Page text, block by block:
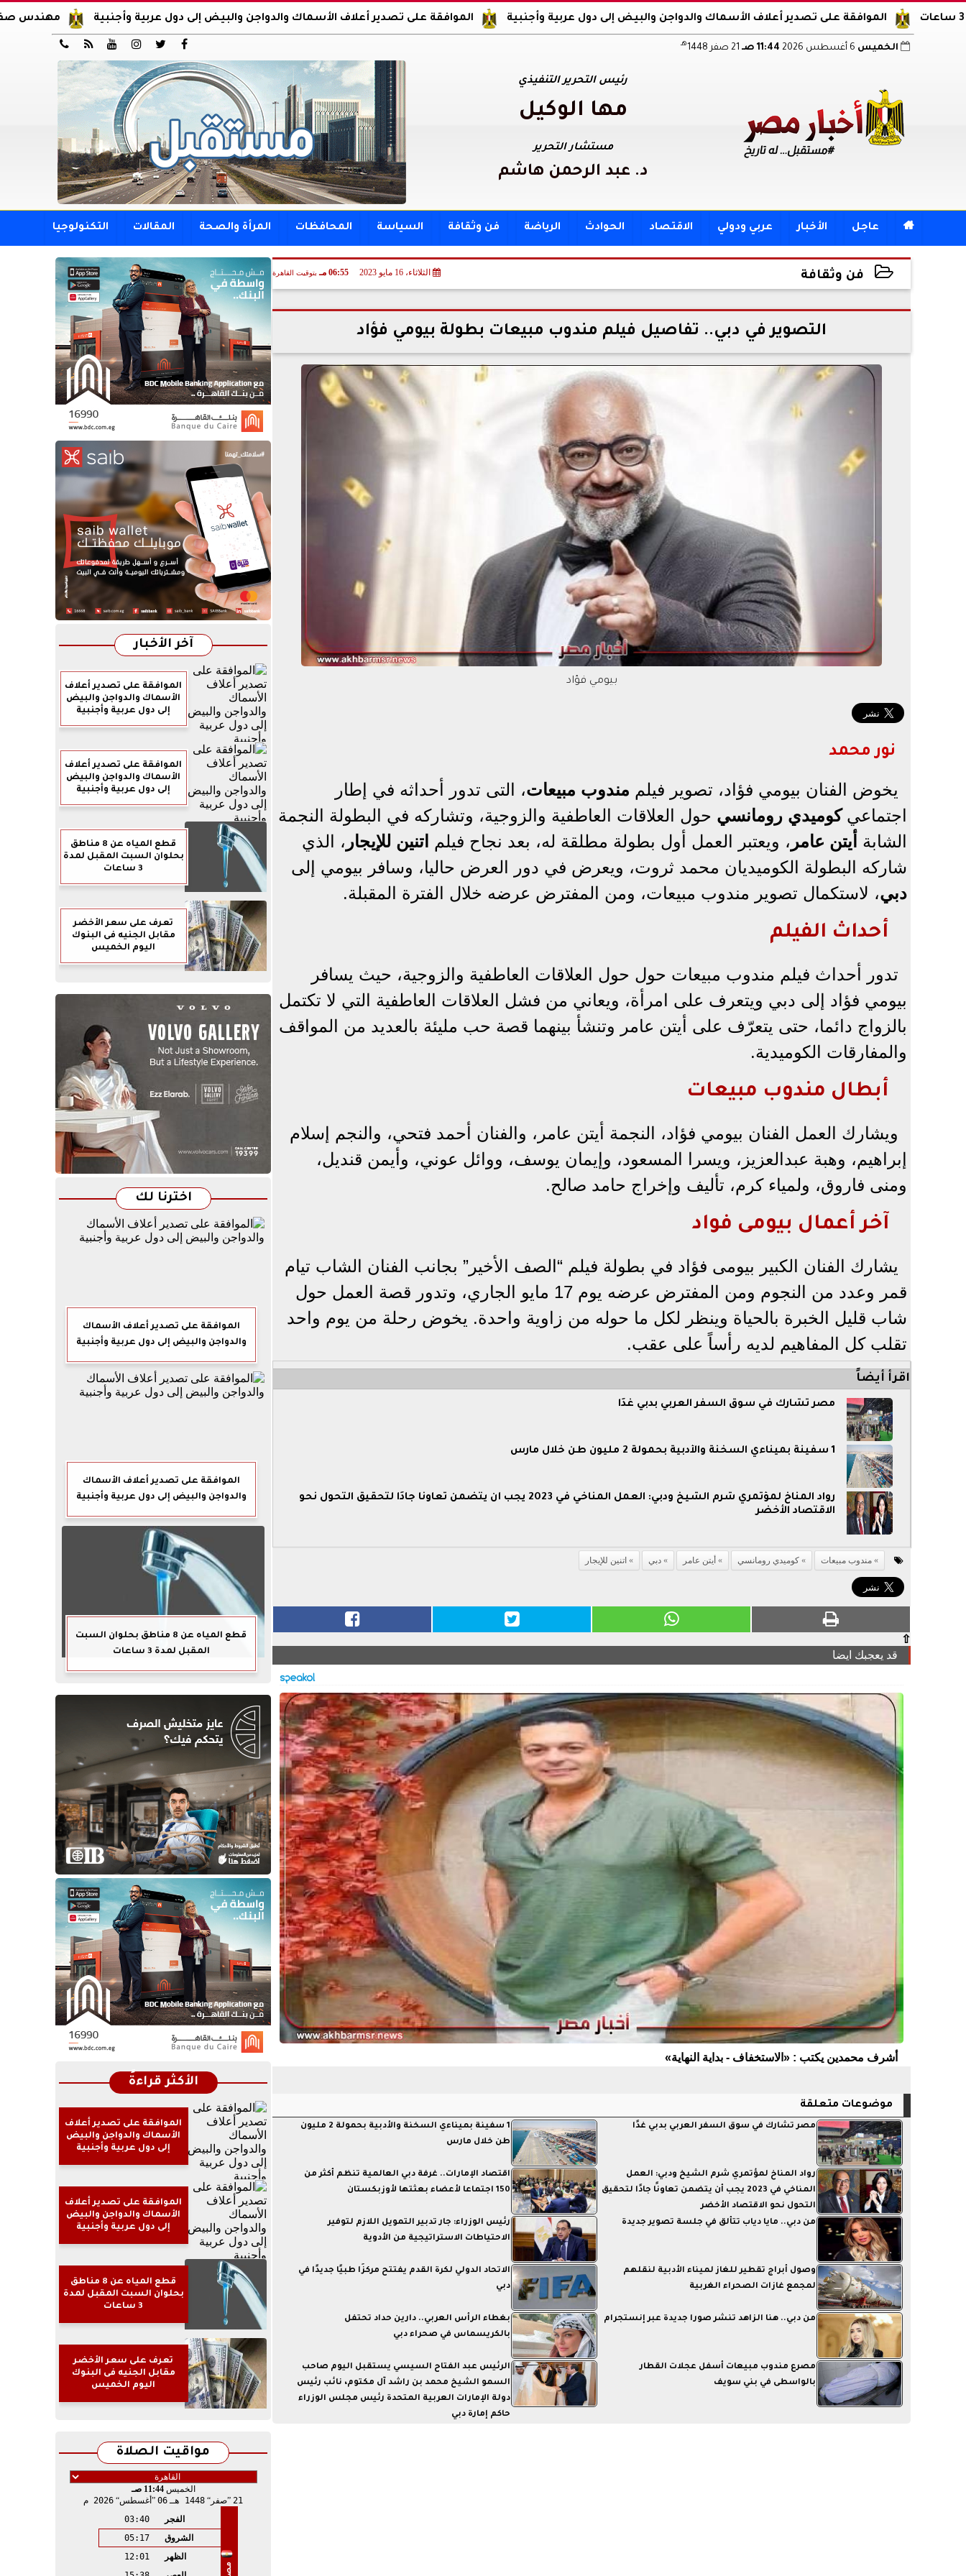
مهندس صفقة محمد الموافقة على تصدير أعلاف الأسماك والدواجن والبيض إلى دول عربية وأجنبية الموافقة على تصدير أعلاف الأسماك والدواجن والبيض إلى دول عربية وأجنبية





 الخميس 11:44 صـ هـ
رئيس التحرير التنفيذي
مها الوكيل
مستشار التحرير
د. عبد الرحمن هاشم
 عاجل الأخبار عربي ودولي الاقتصاد الحوادث الرياضة فن وثقافة السياسة المحافظات المرأة والصحة المقالات التكنولوجيا
فن وثقافة الثلاثاء، 16 مايو 2023 06:55 مـ بتوقيت القاهرة
2023-05-16 18:55:51
التصوير في دبي.. تفاصيل فيلم مندوب مبيعات بطولة بيومي فؤاد
بيومي فؤاد
نور محمد
يخوض الفنان بيومي فؤاد، تصوير فيلم مندوب مبيعات، التى تدور أحداثه في إطار
اجتماعيكوميدي رومانسي حول العلاقات العاطفية والزوجية، وتشاركه في البطولة النجمة
الشابة أيتن عامر ، ويعتبر العمل أول بطولة مطلقة له، بعد نجاح فيلم اتنين للإيجار ، الذي
شاركه البطولة الكوميديان محمد ثروت، ويعرض في دور العرض حاليا، وسافر بيومي إلى
دبي، لاستكمال تصوير مندوب مبيعات، ومن المفترض عرضه خلال الفترة المقبلة.
أحداث الفيلم
تدور أحداث فيلم مندوب مبيعات حول حول العلاقات العاطفية والزوجية، حيث يسافر
بيومي فؤاد إلى دبي ويتعرف على امرأة، ويعاني من فشل العلاقات العاطفية التي لا تكتمل
بالزواج دائما، حتى يتعرّف على أيتن عامر وتنشأ بينهما قصة حب مليئة بالعديد من المواقف
والمفارقات الكوميدية.
أبطال مندوب مبيعات
ويشارك العمل الفنان بيومي فؤاد، النجمة أيتن عامر، والفنان أحمد فتحي، والنجم إسلام
إبراهيم، وهبة عبدالعزيز، ويسرا المسعود، وإيمان يوسف، ووائل عوني، وأيمن قنديل،
ومنى فاروق، ولمياء كرم، تأليف وإخراج حامد صالح.
آخر أعمال بيومى فواد
يشارك الفنان الكبير بيومى فؤاد في بطولة فيلم “الصف الأخير” بجانب الفنان الشاب تيام
قمر وعدد من النجوم ومن المفترض عرضه يوم 17 مايو الجاري، وتدور
قصة العمل حول
شاب قليل الخبرة بالحياة وينظر لكل ما حوله من زاوية واحدة. يخوض رحلة من يوم واحد
تقلب كل المفاهيم لديه رأساً على عقب.
اقرأ أيضاً
مصر تشارك في سوق السفر العربي بدبي غدًا
1 سفينة بميناءي السخنة والأدبية بحمولة 2 مليون طن خلال مارس
رواد المناخ لمؤتمري شرم الشيخ ودبي: العمل المناخي في 2023 يجب أن يتضمن تعاونًا جادًا لتحقيق التحول نحو
الاقتصاد الأخضر
مندوب مبيعات كوميدي رومانسي أيتن عامر دبي اتنين للإيجار
⇧
قد يعجبك ايضا
أشرف محمدين يكتب : «الاستخفاف - بداية النهاية»
موضوعات متعلقة
مصر تشارك في سوق السفر العربي بدبي غدًا
1 سفينة بميناءي السخنة والأدبية بحمولة 2 مليون
طن خلال مارس
رواد المناخ لمؤتمري شرم الشيخ ودبي: العمل
المناخي في 2023 يجب أن يتضمن تعاونًا جادًا لتحقيق
التحول نحو الاقتصاد الأخضر
اقتصاد الإمارات.. غرفة دبي العالمية تنظم أكثر من
150 اجتماعا لأعضاء بعثتها لأوزبكستان
من دبي.. مايا دياب تتألق في جلسة تصوير جديدة
رئيس الوزراء: جار تدبير التمويل اللازم لتوفير
الاحتياطات الاستراتيجية من الأدوية
وصول أبراج تقطير للغاز لميناء الأدبية لنقلهم
لمجمع غازات الصحراء الغربية
الاتحاد الدولي لكرة القدم يفتتح مركزًا طبيًا جديدًا في
دبي
من دبي.. هنا الزاهد تنشر صورا جديدة عبر إنستجرام
بغطاء الرأس العربي.. دارين حداد تحتفل
بالكريسماس في صحراء دبي
مصرع مندوب مبيعات أسفل عجلات القطار
بالواسطى في بني سويف
الرئيس عبد الفتاح السيسي يستقبل اليوم صاحب
السمو الشيخ محمد بن راشد آل مكتوم، نائب رئيس
دولة الإمارات العربية المتحدة رئيس مجلس الوزراء
حاكم إمارة دبي
آخر الأخبار
الموافقة على تصدير أعلاف
الأسماك والدواجن والبيض
إلى دول عربية وأجنبية
الموافقة على تصدير أعلاف
الأسماك والدواجن والبيض
إلى دول عربية وأجنبية
قطع المياه عن 8 مناطق
بحلوان السبت المقبل لمدة
3 ساعات
تعرف على سعر الأخضر
مقابل الجنيه فى البنوك
اليوم الخميس
اخترنا لك
الموافقة على تصدير أعلاف الأسماك
والدواجن والبيض إلى دول عربية وأجنبية
الموافقة على تصدير أعلاف الأسماك
والدواجن والبيض إلى دول عربية وأجنبية
قطع المياه عن 8 مناطق بحلوان السبت
المقبل لمدة 3 ساعات
الأكثر قراءةً
الموافقة على تصدير أعلاف
الأسماك والدواجن والبيض
إلى دول عربية وأجنبية
الموافقة على تصدير أعلاف
الأسماك والدواجن والبيض
إلى دول عربية وأجنبية
قطع المياه عن 8 مناطق
بحلوان السبت المقبل لمدة
3 ساعات
تعرف على سعر الأخضر
مقابل الجنيه فى البنوك
اليوم الخميس
مواقيت الصلاة
الخميس11:44 صـ
21 صفر 1448 هـ 06 أغسطس 2026 م
مصر
الفجر
03:40
الشروق
05:17
الظهر
12:01